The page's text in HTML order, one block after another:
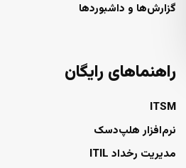
گزارش‌ها و داشبوردها
راهنماهای رایگان
ITSM
نرم‌افزار هلپ‌دسک
مدیریت رخداد ITIL